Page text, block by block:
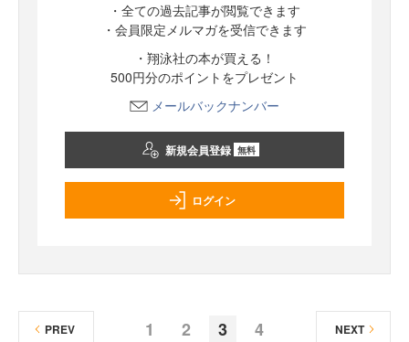
・全ての過去記事が閲覧できます
・会員限定メルマガを受信できます
・翔泳社の本が買える！
500円分のポイントをプレゼント
メールバックナンバー
新規会員登録 無料
ログイン
1 2 3 4
PREV NEXT